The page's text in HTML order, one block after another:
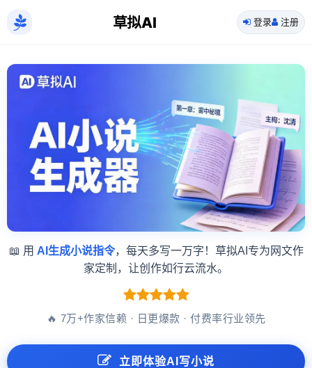
草拟AI 登录 注册
📖 用 AI生成小说指令，每天多写一万字！草拟AI专为网文作
家定制，让创作如行云流水。
🔥 7万+作家信赖 · 日更爆款 · 付费率行业领先
立即体验AI写小说